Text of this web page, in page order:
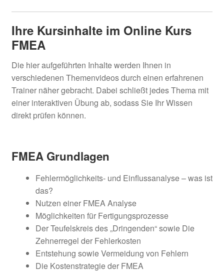
Ihre Kursinhalte im Online Kurs
FMEA
Die hier aufgeführten Inhalte werden Ihnen in
verschiedenen Themenvideos durch einen erfahrenen
Trainer näher gebracht. Dabei schließt jedes Thema mit
einer interaktiven Übung ab, sodass Sie Ihr Wissen
direkt prüfen können.
FMEA Grundlagen
Fehlermöglichkeits- und Einflussanalyse – was ist
das?
Nutzen einer FMEA Analyse
Möglichkeiten für Fertigungsprozesse
Der Teufelskreis des „Dringenden“ sowie Die
Zehnerregel der Fehlerkosten
Entstehung sowie Vermeidung von Fehlern
Die Kostenstrategie der FMEA